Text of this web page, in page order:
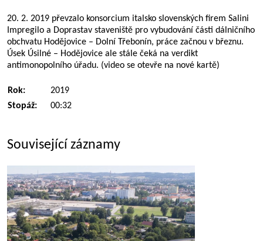
20. 2. 2019 převzalo konsorcium italsko slovenských firem Salini
Impregilo a Doprastav staveniště pro vybudování části dálničního
obchvatu Hodějovice – Dolní Třebonín, práce začnou v březnu.
Úsek Úsilné – Hodějovice ale stále čeká na verdikt
antimonopolního úřadu. (video se otevře na nové kartě)
Rok:
2019
Stopáž:
00:32
Související záznamy